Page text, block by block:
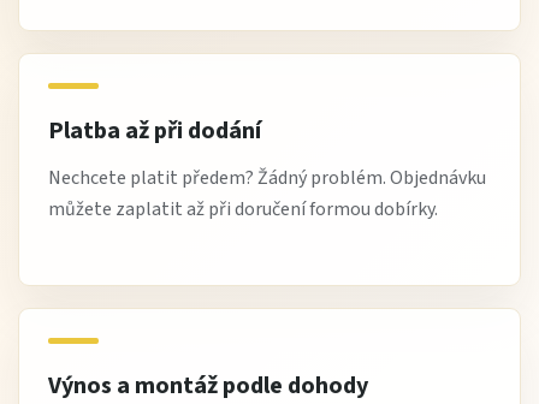
Platba až při dodání
Nechcete platit předem? Žádný problém. Objednávku
můžete zaplatit až při doručení formou dobírky.
Výnos a montáž podle dohody